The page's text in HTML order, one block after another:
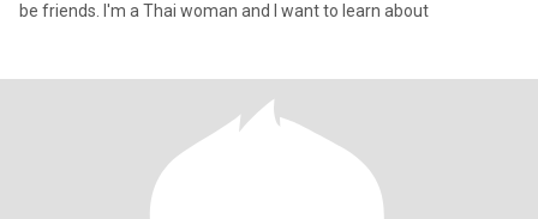
be friends. I'm a Thai woman and I want to learn about